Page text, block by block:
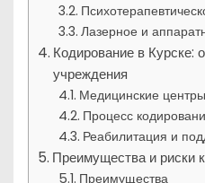
Лазерное и
Кодирование в Курске:
учреждения
Медицинские центры
Процесс
Реабилитация и
Преимущества и риски
Преимущества